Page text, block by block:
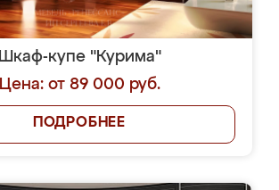
Шкаф-купе "Курима"
Цена: от 89 000 руб.
ПОДРОБНЕЕ